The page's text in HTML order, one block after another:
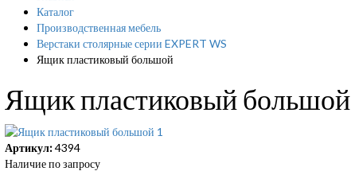
Каталог
Производственная мебель
Верстаки столярные серии EXPERT WS
Ящик пластиковый большой
Ящик пластиковый большой
Артикул:4394
Наличие по запросу